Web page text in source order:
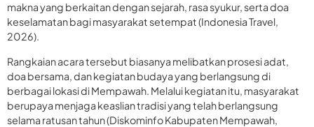
makna yang berkaitan dengan sejarah, rasa syukur, serta doa
keselamatan bagi masyarakat setempat (Indonesia Travel,
2026).
Rangkaian acara tersebut biasanya melibatkan prosesi adat,
doa bersama, dan kegiatan budaya yang berlangsung di
berbagai lokasi di Mempawah. Melalui kegiatan itu, masyarakat
berupaya menjaga keaslian tradisi yang telah berlangsung
selama ratusan tahun (Diskominfo Kabupaten Mempawah,